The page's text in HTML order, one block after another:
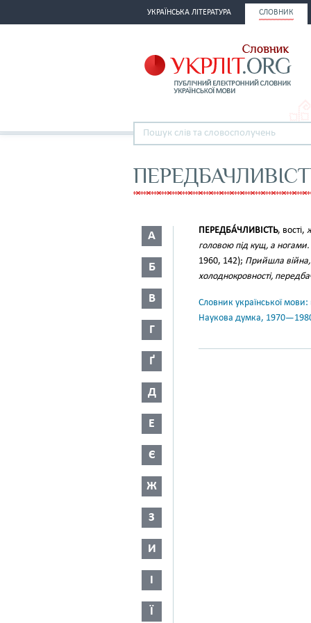
УКРАЇНСЬКА ЛІТЕРАТУРА СЛОВНИК
А
Б
В
Г
Ґ
Д
Е
Є
Ж
З
И
І
Ї
ПЕРЕДБА́ЧЛИВІСТЬ, вості,
головою під кущ, а
1960, 142); Прийшла війна,
холоднокровності,
Словник української
Наукова думка,